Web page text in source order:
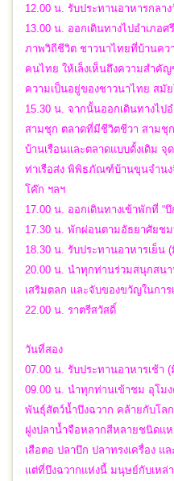
12.00 น. รับประทานอาหารกลา
13.00 น. ออกเดินทางไปอำเภ
ภาพวิถีชีวิต ชาวนาไทยที่บ้านค
คนไทย ให้เล็งเห็นถึงความสำคั
ความเป็นอยู่ของชาวนาไทย สมั
15.30 น. จากนั้นออกเดินทางไป
สามชุก ตลาดที่มีชีวิตชีวา สามชุ
บ้านเรือนและตลาดแบบดั้งเดิม
ท่าเรือส่ง พิพิธภัณฑ์บ้านขุนจำน
โค๊ก ฯลฯ
17.00 น. ออกเดินทางเข้าพักที่ “
17.30 น. พักผ่อนตามอัธยาศัยช
18.30 น. รับประทานอาหารเย็น
20.00 น. นำทุกท่านร่วมสนุกสน
เสริมตลก และจับของขวัญในการ
22.00 น. ราตรีสวัสดิ์
วันที่สอง
07.00 น. รับประทานอาหารเช้า
09.00 น. นำทุกท่านเข้าชม อุโม
พันธุ์สัตว์น้ำบึงฉวาก คล้ายกับโล
ฝูงปลาน้ำจือหลากสีหลายชนิดแห
เสือตอ ปลาบึก ปลาทรงเครื่อง
แต่ที่บึงฉวากแห่งนี้ มนุษย์กับเห